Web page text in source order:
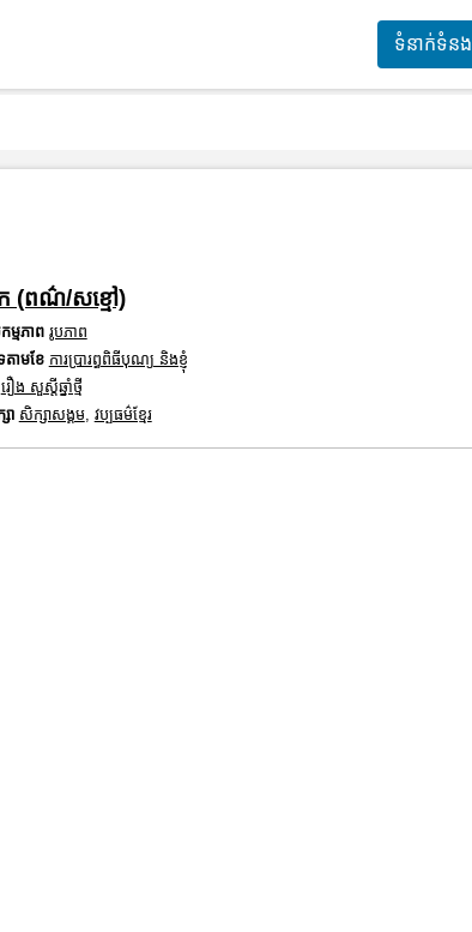
ទំនាក់ទំនង
(ពណ៌/សខ្មៅ)
ម្មភាព រូបភាព
តាមខែ ការប្រារព្ធពិធីបុណ្យ និងខ្ញុំ
រឿង សួស្តីឆ្នាំថ្មី
ា សិក្សាសង្គម, វប្បធម៌ខ្មែរ